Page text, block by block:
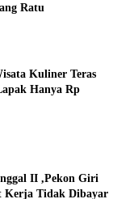
Ratu
Kuliner Teras
Hanya Rp
II ,Pekon Giri
Kerja Tidak Dibayar